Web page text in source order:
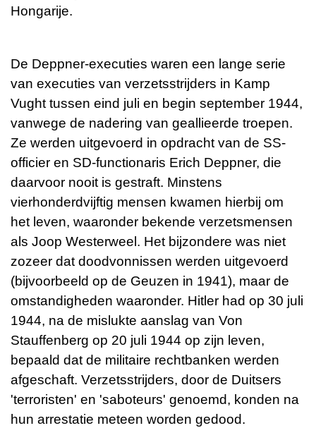
Hongarije.
De Deppner-executies waren een lange serie
van executies van verzetsstrijders in Kamp
Vught tussen eind juli en begin september 1944,
vanwege de nadering van geallieerde troepen.
Ze werden uitgevoerd in opdracht van de SS-
officier en SD-functionaris Erich Deppner, die
daarvoor nooit is gestraft. Minstens
vierhonderdvijftig mensen kwamen hierbij om
het leven, waaronder bekende verzetsmensen
als Joop Westerweel. Het bijzondere was niet
zozeer dat doodvonnissen werden uitgevoerd
(bijvoorbeeld op de Geuzen in 1941), maar de
omstandigheden waaronder. Hitler had op 30 juli
1944, na de mislukte aanslag van Von
Stauffenberg op 20 juli 1944 op zijn leven,
bepaald dat de militaire rechtbanken werden
afgeschaft. Verzetsstrijders, door de Duitsers
'terroristen' en 'saboteurs' genoemd, konden na
hun arrestatie meteen worden gedood.